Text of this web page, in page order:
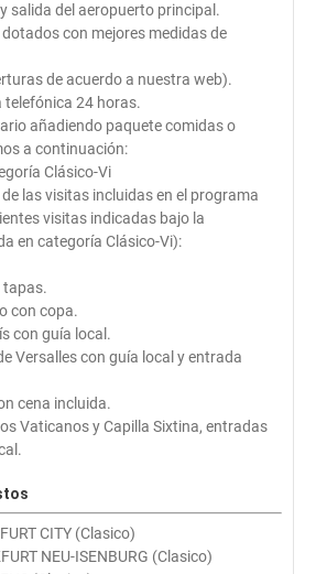
salida del aeropuerto principal.
con mejores medidas de
de acuerdo a nuestra web).
telefónica 24 horas.
añadiendo paquete comidas o
a continuación:
Clásico-Vi
las visitas incluidas en el programa
visitas indicadas bajo la
en categoría Clásico-Vi):
tapas.
con copa.
con guía local.
Versalles con guía local y entrada
cena incluida.
Vaticanos y Capilla Sixtina, entradas
CITY (Clasico)
NEU-ISENBURG (Clasico)